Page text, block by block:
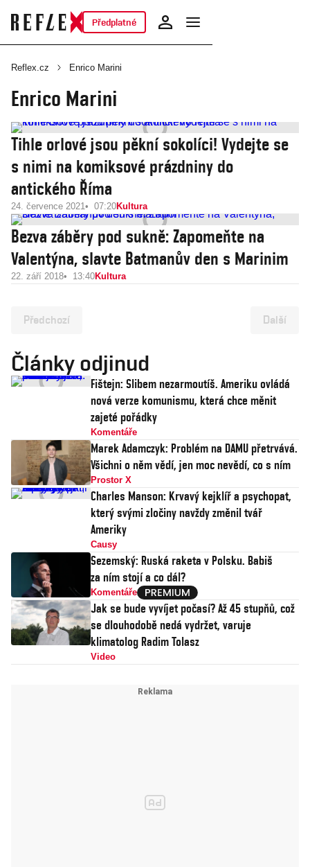
Předplatné
Reflex.cz Enrico Marini
Enrico Marini
Tihle orlové jsou pěkní sokolíci! Vydejte se
s nimi na komiksové prázdniny do
antického Říma
24. července 2021 07:20Kultura
Bezva záběry pod sukně: Zapomeňte na
Valentýna, slavte Batmanův den s Marinim
22. září 2018 13:40Kultura
Předchozí Další
Články odjinud
Fištejn: Slibem nezarmoutíš. Ameriku ovládá
nová verze komunismu, která chce měnit
zajeté pořádky
Komentáře
Marek Adamczyk: Problém na DAMU přetrvává.
Všichni o něm vědí, jen moc nevědí, co s ním
Prostor X
Charles Manson: Krvavý kejklíř a psychopat,
který svými zločiny navždy změnil tvář
Ameriky
Causy
Sezemský: Ruská raketa v Polsku. Babiš
za ním stojí a co dál?
Komentáře
Jak se bude vyvíjet počasí? Až 45 stupňů, což
se dlouhodobě nedá vydržet, varuje
klimatolog Radim Tolasz
Video